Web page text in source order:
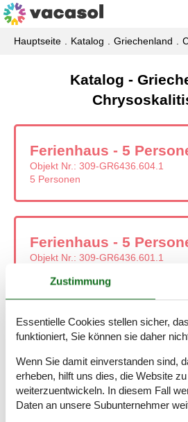
Hauptseite Katalog Griechenland
Katalog -
Objekt Nr.: 309-GR6436.604.1
5 Personen
Objekt Nr.: 309-GR6436.601.1
5 Personen
Zustimmung
Essentielle Cookies stellen sicher,
funktioniert, Sie können sie daher
Wenn Sie damit einverstanden sind,
erheben, hilft uns dies, die Website
weiterzuentwickeln. In diesem Fall
Daten an unsere Subunternehmer